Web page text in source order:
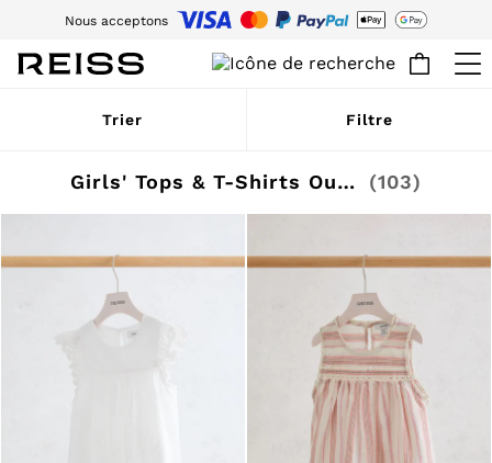
Nous acceptons
Téléchargez l’app Reiss aujourd’hui : -15 % sur votre première commande
via l'app. Les conditions générales s’appliquent.
WOMEN
Pre-Autumn Collection
Wedding Guest & Occasion
Holiday
Tops & T-Shirts
Trousers
Jumpsuits & Playsuits
Shirts & Blouses
Trier Filtre
Girls' Tops & T-Shirts Outlet (103)